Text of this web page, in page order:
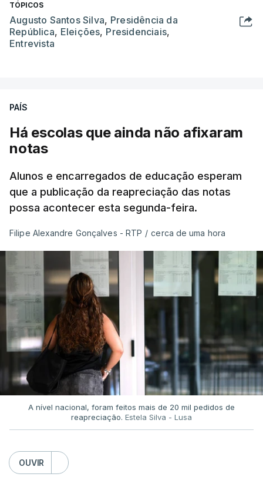
TÓPICOS
Augusto Santos Silva, Presidência da
República, Eleições, Presidenciais,
Entrevista
PAÍS
Há escolas que ainda não afixaram
notas
Alunos e encarregados de educação esperam
que a publicação da reapreciação das notas
possa acontecer esta segunda-feira.
Filipe Alexandre Gonçalves - RTP / cerca de uma hora
A nível nacional, foram feitos mais de 20 mil pedidos de
reapreciação. Estela Silva - Lusa
OUVIR